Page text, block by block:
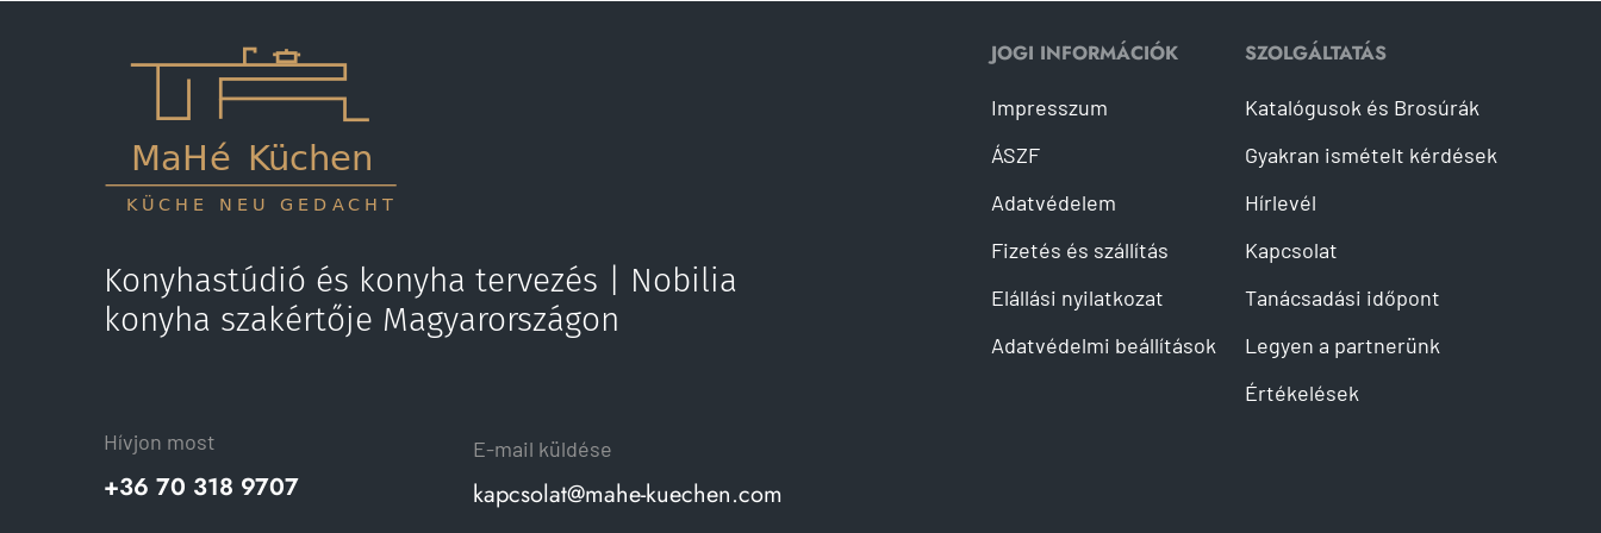
Konyhastúdió és konyha tervezés | Nobilia
konyha szakértője Magyarországon
Hívjon most
+36 70 318 9707
E-mail küldése
kapcsolat@mahe-kuechen.com
JOGI INFORMÁCIÓK
Impresszum
ÁSZF
Adatvédelem
Fizetés és szállítás
Elállási nyilatkozat
Adatvédelmi beállítások
SZOLGÁLTATÁS
Katalógusok és Brosúrák
Gyakran ismételt kérdések
Hírlevél
Kapcsolat
Tanácsadási időpont
Legyen a partnerünk
Értékelések